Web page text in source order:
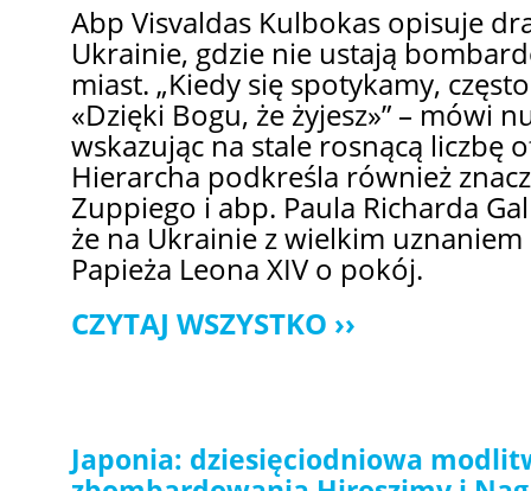
Abp Visvaldas Kulbokas opisuje
Ukrainie, gdzie nie ustają
miast. „Kiedy się spotykamy,
«Dzięki Bogu, że żyjesz»” – mówi
wskazując na stale rosnącą liczbę
Hierarcha podkreśla również
Zuppiego i abp. Paula Richarda
że na Ukrainie z wielkim
Papieża Leona XIV o pokój.
CZYTAJ WSZYSTKO
Japonia: dziesięciodniowa